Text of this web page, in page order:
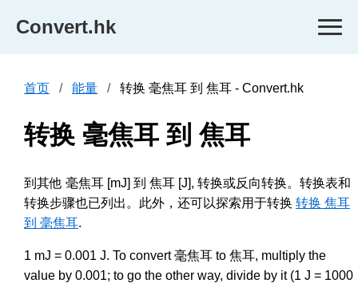
Convert.hk
首页 能量 转换 毫焦耳 到 焦耳 - Convert.hk
转换 毫焦耳 到 焦耳
到其他 毫焦耳 [mJ] 到 焦耳 [J], 转换或反向转换。转换表和
转换步骤也已列出。此外，还可以探索用于转换 转换 焦耳
到 毫焦耳.
1 mJ = 0.001 J. To convert 毫焦耳 to 焦耳, multiply the
value by 0.001; to go the other way, divide by it (1 J = 1000